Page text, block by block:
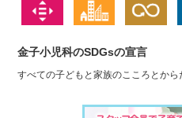
金子小児科のSDGsの宣言
すべての子どもと家族のこころとか